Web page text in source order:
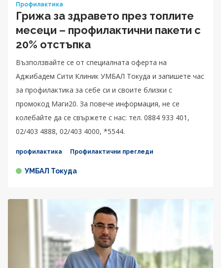
Профилактика
Грижа за здравето през топлите
месеци – профилактични пакети с
20% отстъпка
Възползвайте се от специалната оферта на
Аджибадем Сити Клиник УМБАЛ Токуда и запишете час
за профилактика за себе си и своите близки с
промокод Маги20. За повече информация, не се
колебайте да се свържете с нас: тел. 0884 933 401,
02/403 4888, 02/403 4000, *5544.
профилактика Профилактични прегледи
УМБАЛ Токуда